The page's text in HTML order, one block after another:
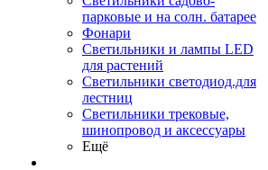
парковые и на солн. батарее
Фонари
Светильники и лампы LED
для растений
Светильники светодиод.для
лестниц
Светильники трековые,
шинопровод и аксессуары
Ещё